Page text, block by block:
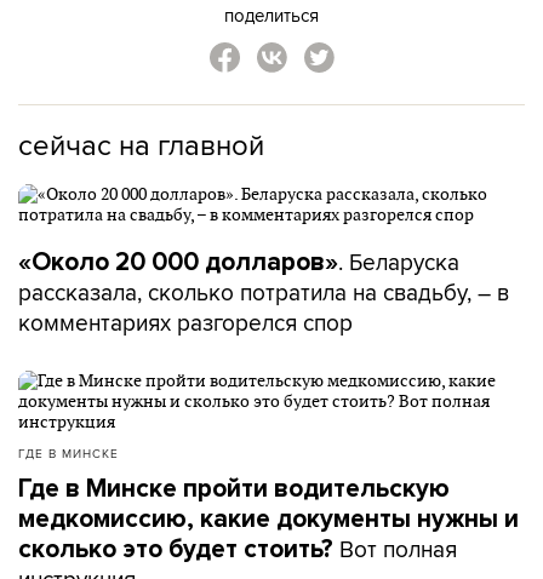
поделиться
сейчас на главной
«Около 20 000 долларов». Беларуска
рассказала, сколько потратила на свадьбу, – в
комментариях разгорелся спор
ГДЕ В МИНСКЕ
Где в Минске пройти водительскую
медкомиссию, какие документы нужны и
сколько это будет стоить? Вот полная